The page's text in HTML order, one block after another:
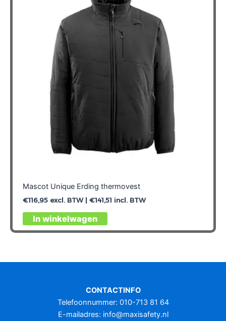
Mascot Unique Erding thermovest
€116,95excl. BTW | €141,51 incl. BTW
In winkelwagen
Dit
product
variaties.
optie
gekozen
CONTACTINFO
Telefoonnummer: 010-713 81 64
E-mailadres: info@maxisafety.nl